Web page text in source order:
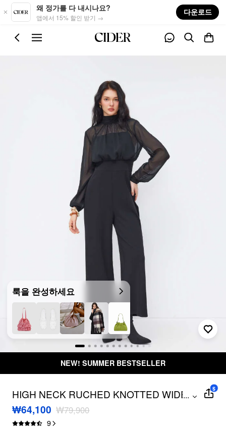
Skip to main content
왜 정가를 다 내시나요?
앱에서 15% 할인 받기 →
다운로드
룩을 완성하세요
NEW! SUMMER BESTSELLER
HIGH NECK RUCHED KNOTTED WIDE
LEG JUMPSUIT
...
₩64,100 ₩79,900
9
$